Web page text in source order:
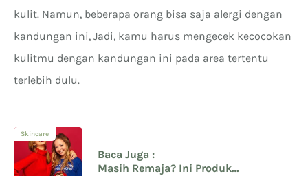
kulit. Namun, beberapa orang bisa saja alergi dengan
kandungan ini, Jadi, kamu harus mengecek kecocokan
kulitmu dengan kandungan ini pada area tertentu
terlebih dulu.
Skincare
Baca Juga :
Masih Remaja? Ini Produk